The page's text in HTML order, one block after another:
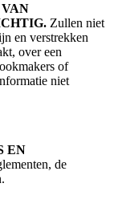
Zullen niet
en verstrekken
over een
of
niet
EN
de